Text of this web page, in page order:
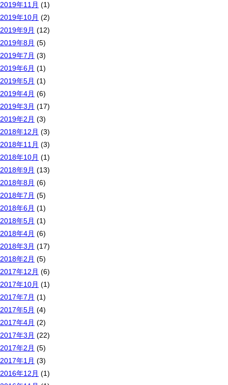
2019年11月 (1)
2019年10月 (2)
2019年9月 (12)
2019年8月 (5)
2019年7月 (3)
2019年6月 (1)
2019年5月 (1)
2019年4月 (6)
2019年3月 (17)
2019年2月 (3)
2018年12月 (3)
2018年11月 (3)
2018年10月 (1)
2018年9月 (13)
2018年8月 (6)
2018年7月 (5)
2018年6月 (1)
2018年5月 (1)
2018年4月 (6)
2018年3月 (17)
2018年2月 (5)
2017年12月 (6)
2017年10月 (1)
2017年7月 (1)
2017年5月 (4)
2017年4月 (2)
2017年3月 (22)
2017年2月 (5)
2017年1月 (3)
2016年12月 (1)